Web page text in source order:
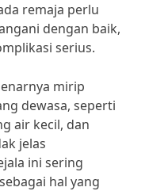
remaja perlu
dengan baik,
serius.
mirip
dewasa, seperti
air kecil, dan
jelas
ini sering
hal yang